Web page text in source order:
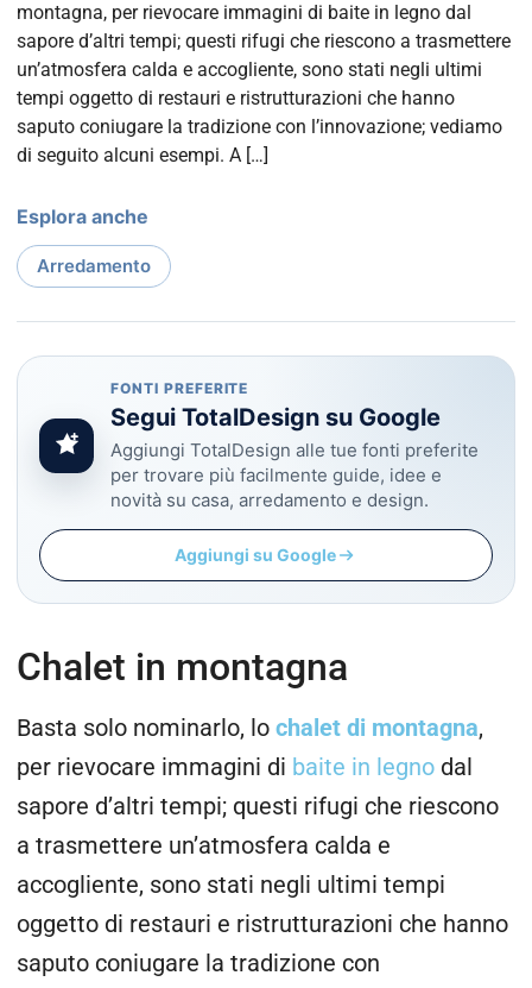
montagna, per rievocare immagini di baite in legno dal
sapore d’altri tempi; questi rifugi che riescono a trasmettere
un’atmosfera calda e accogliente, sono stati negli ultimi
tempi oggetto di restauri e ristrutturazioni che hanno
saputo coniugare la tradizione con l’innovazione; vediamo
di seguito alcuni esempi. A […]
Esplora anche
Arredamento
FONTI PREFERITE
Segui TotalDesign su Google
Aggiungi TotalDesign alle tue fonti preferite
per trovare più facilmente guide, idee e
novità su casa, arredamento e design.
Aggiungi su Google
Chalet in montagna
Basta solo nominarlo, lo chalet di montagna,
per rievocare immagini di baite in legno dal
sapore d’altri tempi; questi rifugi che riescono
a trasmettere un’atmosfera calda e
accogliente, sono stati negli ultimi tempi
oggetto di restauri e ristrutturazioni che hanno
saputo coniugare la tradizione con